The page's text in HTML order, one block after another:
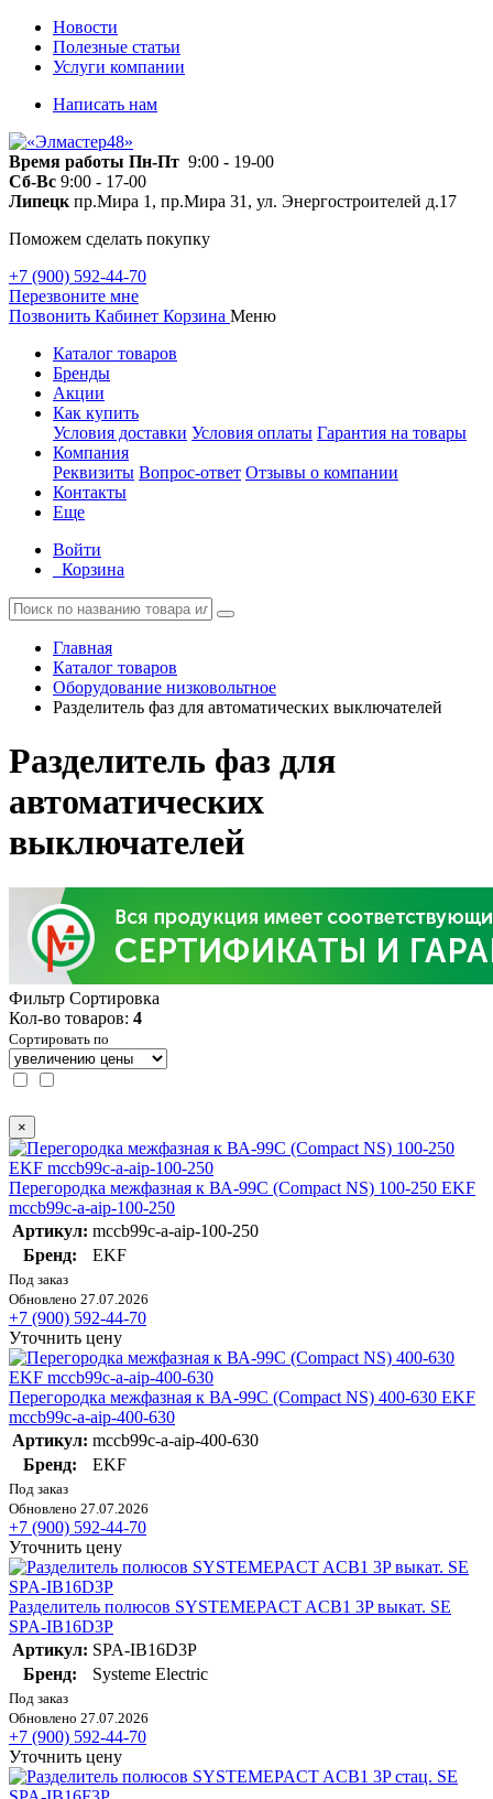
Новости
Полезные статьи
Услуги компании
Написать нам
Время работы Пн-Пт 9:00 - 19-00
Сб-Вс 9:00 - 17-00
Липецк пр.Мира 1, пр.Мира 31, ул. Энергостроителей д.17
Поможем сделать покупку
+7 (900) 592-44-70
Перезвоните мне
Позвонить Кабинет Корзина Меню
Каталог товаров
Бренды
Акции
Как купить
Условия доставки Условия оплаты Гарантия на товары
Компания
Реквизиты Вопрос-ответ Отзывы о компании
Контакты
Еще
Войти
Корзина
Главная
Каталог товаров
Оборудование низковольтное
Разделитель фаз для автоматических выключателей
Разделитель фаз для
автоматических
выключателей
Фильтр Сортировка
Кол-во товаров: 4
Сортировать по
×
Перегородка межфазная к ВА-99С (Compact NS) 100-250 EKF
mccb99c-a-aip-100-250
Артикул: mccb99c-a-aip-100-250
Бренд:
EKF
Под заказ
Обновлено 27.07.2026
+7 (900) 592-44-70
Уточнить цену
Перегородка межфазная к ВА-99С (Compact NS) 400-630 EKF
mccb99c-a-aip-400-630
Артикул: mccb99c-a-aip-400-630
Бренд:
EKF
Под заказ
Обновлено 27.07.2026
+7 (900) 592-44-70
Уточнить цену
Разделитель полюсов SYSTEMEPACT ACB1 3P выкат. SE
SPA-IB16D3P
Артикул: SPA-IB16D3P
Бренд:
Systeme Electric
Под заказ
Обновлено 27.07.2026
+7 (900) 592-44-70
Уточнить цену